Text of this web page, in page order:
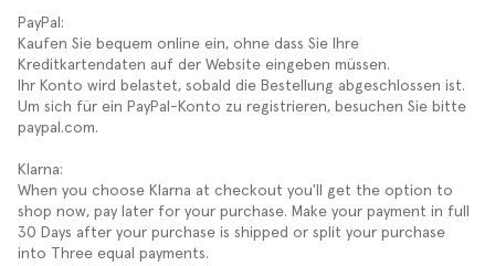
PayPal:
Kaufen Sie bequem online ein, ohne dass Sie Ihre
Kreditkartendaten auf der Website eingeben müssen.
Ihr Konto wird belastet, sobald die Bestellung abgeschlossen ist.
Um sich für ein PayPal-Konto zu registrieren, besuchen Sie bitte
paypal.com.
Klarna:
When you choose Klarna at checkout you'll get the option to
shop now, pay later for your purchase. Make your payment in full
30 Days after your purchase is shipped or split your purchase
into Three equal payments.